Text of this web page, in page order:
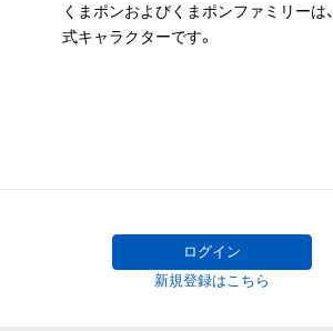
れています。そのため、本アイテムを
関する創作物にかかる知的財産権を有
ル、リバースエンジニアリングを含み
・本アイテムの購入、売却および利用に
くまポンおよびくまポンファミリーは
式キャラクターです。
ログイン
新規登録はこちら